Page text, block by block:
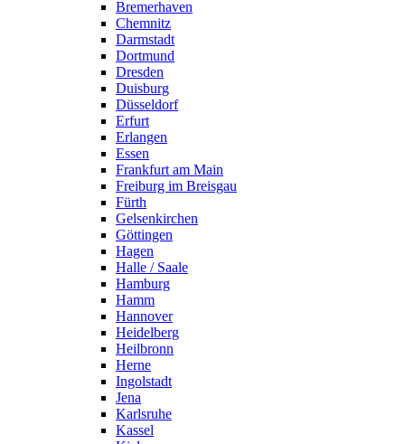
Bremerhaven
Chemnitz
Darmstadt
Dortmund
Dresden
Duisburg
Düsseldorf
Erfurt
Erlangen
Essen
Frankfurt am Main
Freiburg im Breisgau
Fürth
Gelsenkirchen
Göttingen
Hagen
Halle / Saale
Hamburg
Hamm
Hannover
Heidelberg
Heilbronn
Herne
Ingolstadt
Jena
Karlsruhe
Kassel